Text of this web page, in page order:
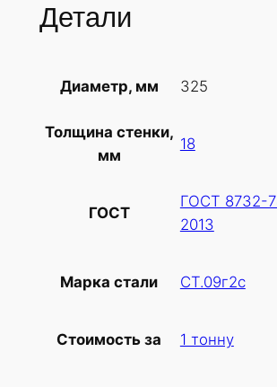
Детали
Диаметр, мм 325
Толщина стенки,
мм
18
ГОСТ
ГОСТ 8732-
2013
Марка стали СТ.09г2с
Стоимость за 1 тонну